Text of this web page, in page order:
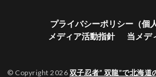
プライバシーポリシー（個
メディア活動指針
当メデ
© Copyright 2026 双子忍者” 双龍”で北海